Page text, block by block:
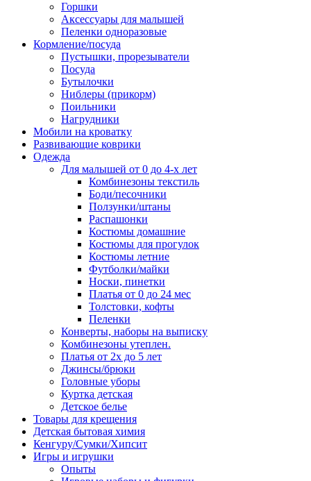
Горшки
Аксессуары для малышей
Пеленки одноразовые
Кормление/посуда
Пустышки, прорезыватели
Посуда
Бутылочки
Ниблеры (прикорм)
Поильники
Нагрудники
Мобили на кроватку
Развивающие коврики
Одежда
Для малышей от 0 до 4-х лет
Комбинезоны текстиль
Боди/песочники
Ползунки/штаны
Распашонки
Костюмы домашние
Костюмы для прогулок
Костюмы летние
Футболки/майки
Носки, пинетки
Платья от 0 до 24 мес
Толстовки, кофты
Пеленки
Конверты, наборы на выписку
Комбинезоны утеплен.
Платья от 2х до 5 лет
Джинсы/брюки
Головные уборы
Куртка детская
Детское белье
Товары для крещения
Детская бытовая химия
Кенгуру/Сумки/Хипсит
Игры и игрушки
Опыты